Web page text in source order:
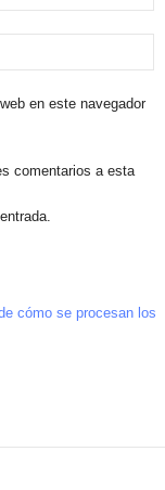
en este navegador
comentarios a esta
cómo se procesan los